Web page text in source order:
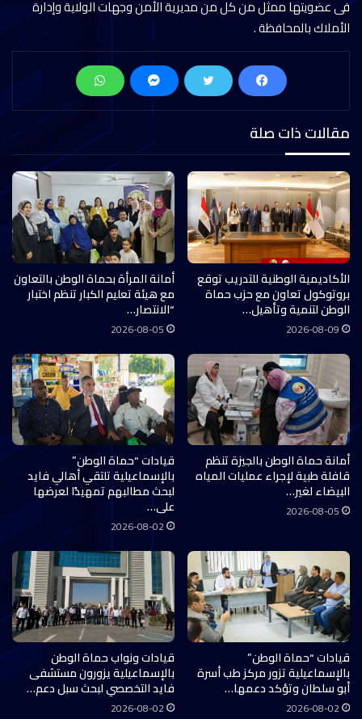
فى عضويتها ممثل من كل من مديرية الأمن وجهات الولاية وإدارة
الأملاك بالمحافظة .
مقالات ذات صلة
الأكاديمية الوطنية للتدريب توقع
بروتوكول تعاون مع حزب حماة
الوطن لتنمية وتأهيل…
2026-08-09
أمانة المرأة بحماة الوطن بالتعاون
مع هيئة تعليم الكبار تنظم اختبار
“الانتصار…
2026-08-05
أمانة حماة الوطن بالجيزة تنظم
قافلة طبية لإجراء عمليات المياه
البيضاء لغير…
2026-08-05
قيادات “حماة الوطن”
بالإسماعيلية تلتقي أهالي فايد
لبحث مطالبهم تمهيدًا لعرضها
على…
2026-08-02
قيادات “حماة الوطن”
بالإسماعيلية تزور مركز طب أسرة
أبو سلطان وتؤكد دعمها…
2026-08-02
قيادات ونواب حماة الوطن
بالإسماعيلية يزورون مستشفى
فايد التخصصي لبحث سبل دعم…
2026-08-02